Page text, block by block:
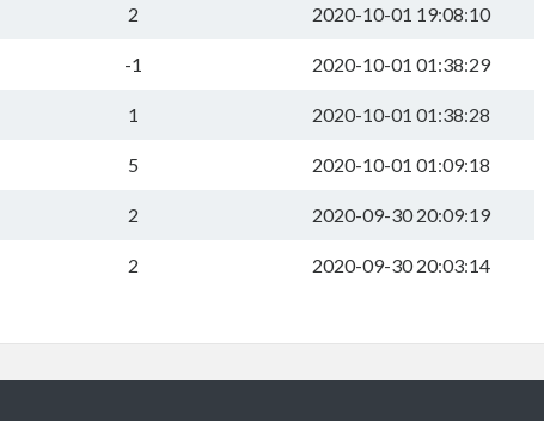
2 2020-10-01 19:08:10
-1 2020-10-01 01:38:29
1 2020-10-01 01:38:28
5 2020-10-01 01:09:18
2 2020-09-30 20:09:19
2 2020-09-30 20:03:14